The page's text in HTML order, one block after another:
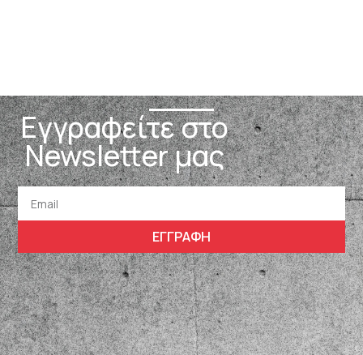
Εγγραφείτε στο
Newsletter μας
ΕΓΓΡΑΦΗ